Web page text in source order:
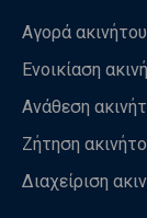
Αγορά ακινήτου
Ενοικίαση
Ανάθεση
Ζήτηση
Διαχείριση